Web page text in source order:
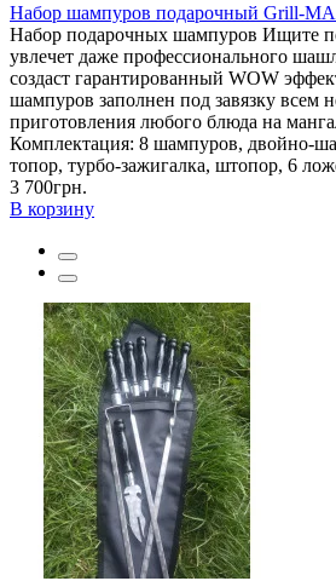
Набор шампуров подарочный Grill-
Набор подарочных шампуров Ищите
увлечет даже профессионального
создаст гарантированный WOW
шампуров заполнен под завязку всем
приготовления любого блюда на
Комплектация: 8 шампуров, двойно-
топор, турбо-зажигалка, штопор, 6
3 700грн.
В корзину